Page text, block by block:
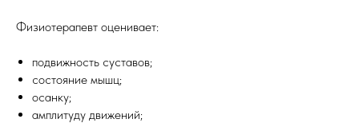
Физиотерапевт оценивает:
подвижность суставов;
состояние мышц;
осанку;
амплитуду движений;